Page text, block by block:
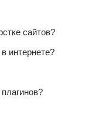
сайтов?
интернете?